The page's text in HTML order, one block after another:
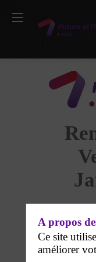
Au
A propos
Ce site
améliorer